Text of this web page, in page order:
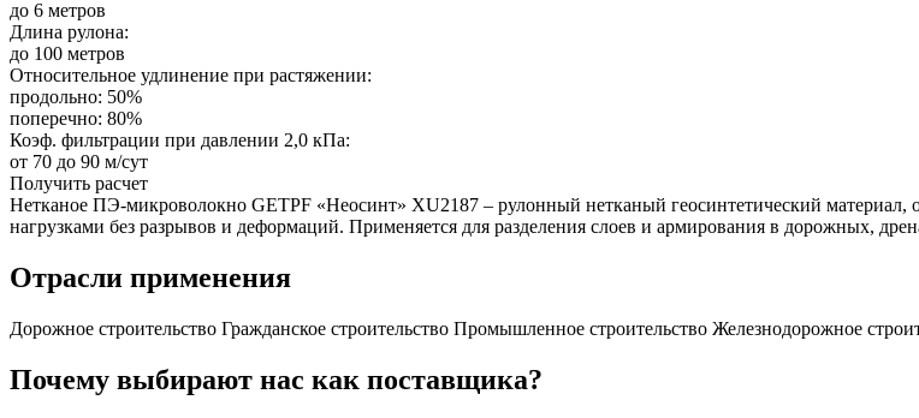
до 6 метров
Длина рулона:
до 100 метров
Относительное удлинение при растяжении:
продольно: 50%
поперечно: 80%
Коэф. фильтрации при давлении 2,0 кПа:
от 70 до 90 м/сут
Получить расчет
Нетканое ПЭ-микроволокно GETPF «Неосинт» XU2187 – рулонный нетканый геосинтетический материал,
нагрузками без разрывов и деформаций. Применяется для разделения слоев и армирования в дорожных,
Отрасли применения
Дорожное строительство Гражданское строительство Промышленное строительство Железнодорожное
Почему выбирают нас как поставщика?